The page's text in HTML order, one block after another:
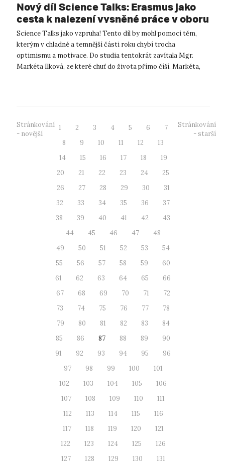
Nový díl Science Talks: Erasmus jako
cesta k nalezení vysněné práce v oboru
Science Talks jako vzpruha! Tento díl by mohl pomoci těm,
kterým v chladné a temnější části roku chybí trocha
optimismu a motivace. Do studia tentokrát zavítala Mgr.
Markéta Ilková, ze které chuť do života přímo číší. Markéta,
Stránkování
- novější
1 2 3 4 5 6
7
8
9 10 11 12
13
14
15 16 17 18
19
20
21 22 23 24
25
26
27 28 29 30
31
32
33 34 35 36
37
38
39 40 41 42
43
44
45 46 47
48
49
50 51 52 53
54
55
56 57 58 59
60
61
62 63 64 65
66
67
68 69 70 71
72
73
74 75 76 77
78
79
80 81 82 83
84
85
86 87 88 89
90
91
92 93 94 95
96
97
98 99 100
101
102
103 104 105
106
107
108 109 110
111
112
113 114 115
116
117
118 119 120
121
122
123 124 125
126
127
128 129 130
131
Stránkování
- starší